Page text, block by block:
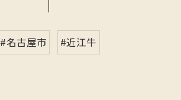
#名古屋市 #近江牛